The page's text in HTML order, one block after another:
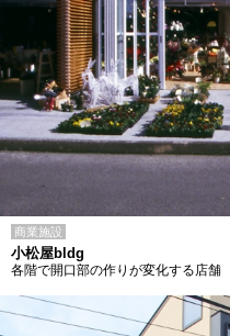
商業施設
小松屋bldg
各階で開口部の作りが変化する店舗